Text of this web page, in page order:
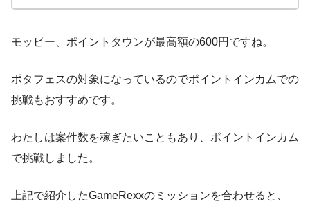
モッピー、ポイントタウンが最高額の600円ですね。
ポタフェスの対象になっているのでポイントインカムでの
挑戦もおすすめです。
わたしは案件数を稼ぎたいこともあり、ポイントインカム
で挑戦しました。
上記で紹介したGameRexxのミッションを合わせると、